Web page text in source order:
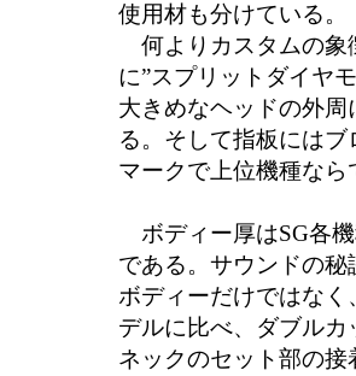
使用材も分けている。
何よりカスタムの象
に”スプリットダイヤ
大きめなヘッドの外
る。そして指板には
マークで上位機種な
ボディー厚はSG各
である。サウンドの秘
ボディーだけではな
デルに比べ、ダブルカ
ネックのセット部の